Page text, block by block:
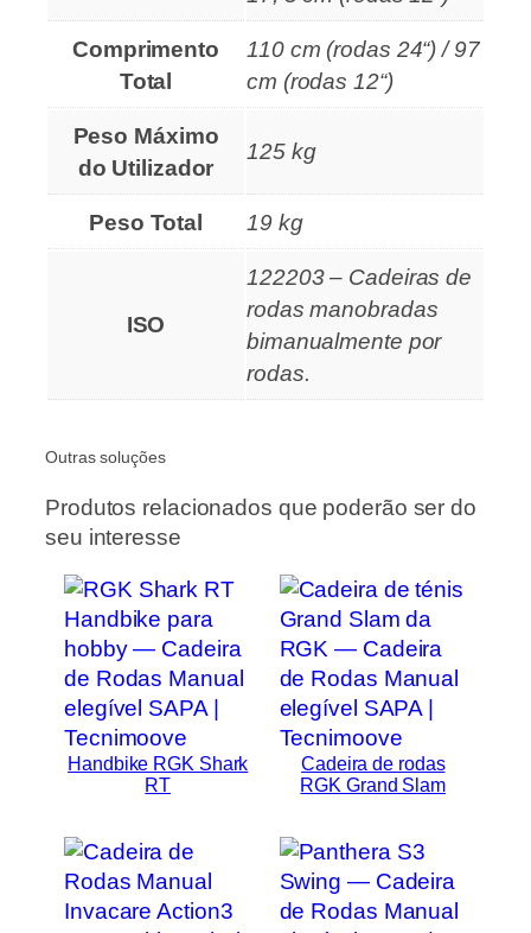
Comprimento
Total
110 cm (rodas 24“) / 97
cm (rodas 12“)
Peso Máximo
do Utilizador
125 kg
Peso Total 19 kg
ISO
122203 – Cadeiras de
rodas manobradas
bimanualmente por
rodas.
Outras soluções
Produtos relacionados que poderão ser do
seu interesse
Handbike RGK Shark
RT
Cadeira de rodas
RGK Grand Slam